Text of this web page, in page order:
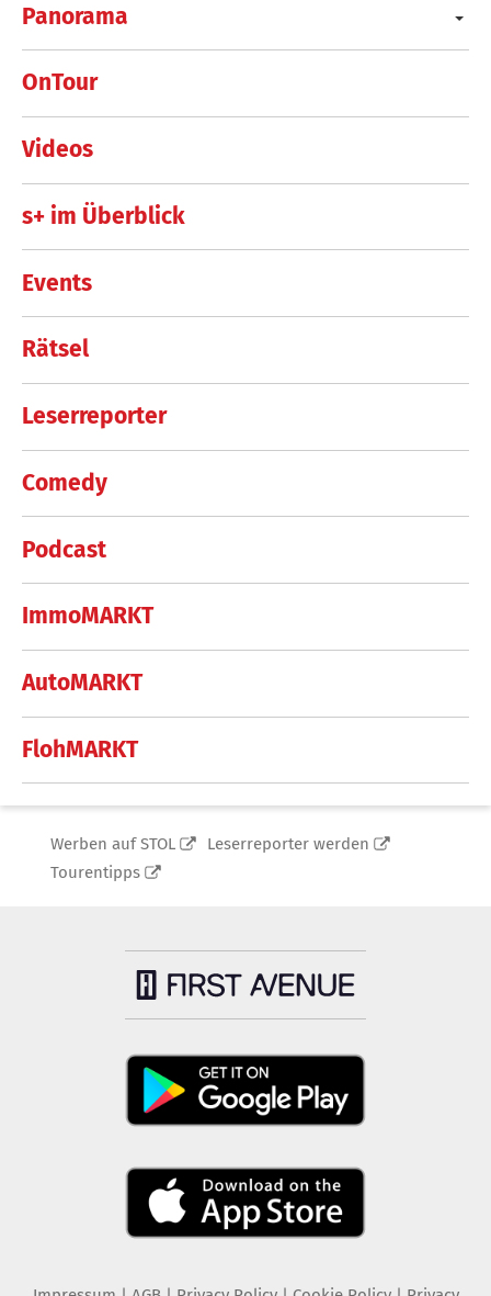
Panorama
OnTour
Videos
s+ im Überblick
Events
Rätsel
Leserreporter
Comedy
Podcast
ImmoMARKT
AutoMARKT
FlohMARKT
Werben auf STOL
Leserreporter werden
Tourentipps